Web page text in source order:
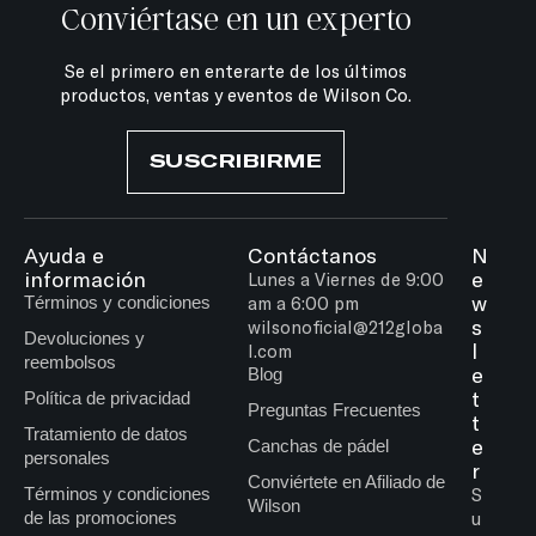
Conviértase en un experto
Se el primero en enterarte de los últimos
productos, ventas y eventos de Wilson Co.
SUSCRIBIRME
Ayuda e
información
Términos y condiciones
Devoluciones y
reembolsos
Política de privacidad
Tratamiento de datos
personales
Términos y condiciones
de las promociones
Contáctanos
Lunes a Viernes de 9:00
am a 6:00 pm
wilsonoficial@212globa
l.com
Blog
Preguntas Frecuentes
Canchas de pádel
Conviértete en Afiliado de
Wilson
N
e
w
s
l
e
t
t
e
r
S
u